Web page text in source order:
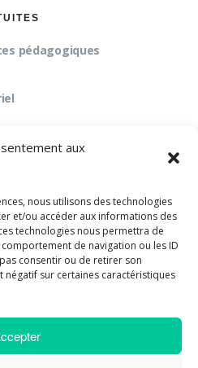
aux
nous utilisons des technologies
et/ou accéder aux informations des
technologies nous permettra de
de navigation ou les ID
consentir ou de retirer son
négatif sur certaines caractéristiques
pédagogiques
(FAQ)
UPSOURCE